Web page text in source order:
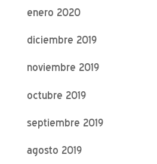
enero 2020
diciembre 2019
noviembre 2019
octubre 2019
septiembre 2019
agosto 2019